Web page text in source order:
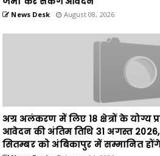
अग्र अलंकरण में लिए 18 क्षेत्रों के योग्य
आवेदन की अंतिम तिथि 31 अगस्त
सितम्बर को अंबिकापुर में सम्मानित होंगे
News Desk August 04, 2026